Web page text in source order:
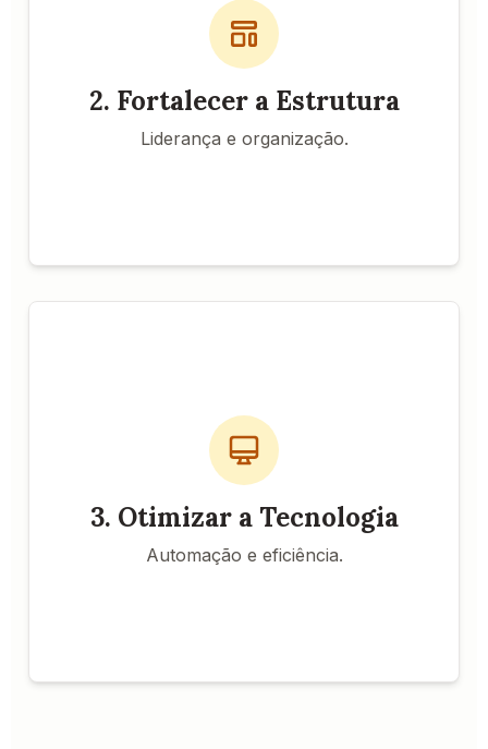
2. Fortalecer a Estrutura
Liderança e organização.
Orçamento para Bem-Estar:
programas contínuos de saúde mental.
Definição de Metas Claras:
equipes.
Feedback Contínuo:
Criar canais seguros e
3. Otimizar a Tecnologia
Automação e eficiência.
Automação de Tarefas:
Mapear e automatizar
tarefas repetitivas e administrativas.
Treinamento Contínuo:
Capacitar a equipe para
Suporte Técnico Ágil:
Garantir que a equipe
tenha suporte para usar a tecnologia sem